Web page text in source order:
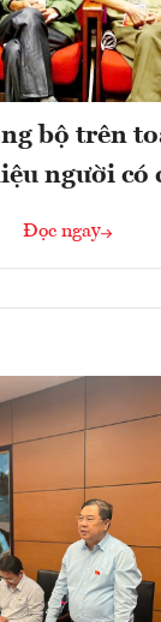
bộ trên
người có
Đọc ngay